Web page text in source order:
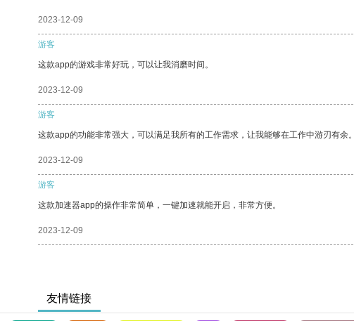
2023-12-09
游客
这款app的游戏非常好玩，可以让我消磨时间。
2023-12-09
游客
这款app的功能非常强大，可以满足我所有的工作需求，让我能够在工作中游刃有余。
2023-12-09
游客
这款加速器app的操作非常简单，一键加速就能开启，非常方便。
2023-12-09
友情链接